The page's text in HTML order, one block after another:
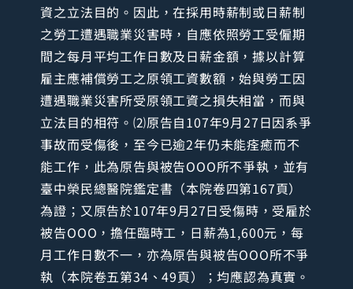
資之立法目的。因此，在採用時薪制或日薪制
之勞工遭遇職業災害時，自應依照勞工受僱期
間之每月平均工作日數及日薪金額，據以計算
雇主應補償勞工之原領工資數額，始與勞工因
遭遇職業災害所受原領工資之損失相當，而與
立法目的相符。⑵原告自107年9月27日因系爭
事故而受傷後，至今已逾2年仍未能痊癒而不
能工作，此為原告與被告OOO所不爭執，並有
臺中榮民總醫院鑑定書（本院卷四第167頁）
為證；又原告於107年9月27日受傷時，受雇於
被告OOO，擔任臨時工，日薪為1,600元，每
月工作日數不一，亦為原告與被告OOO所不爭
執（本院卷五第34、49頁）；均應認為真實。